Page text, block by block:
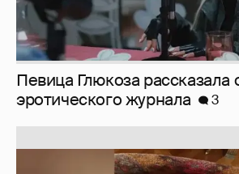
Певица Глюкоза рассказала
эротического журнала
3